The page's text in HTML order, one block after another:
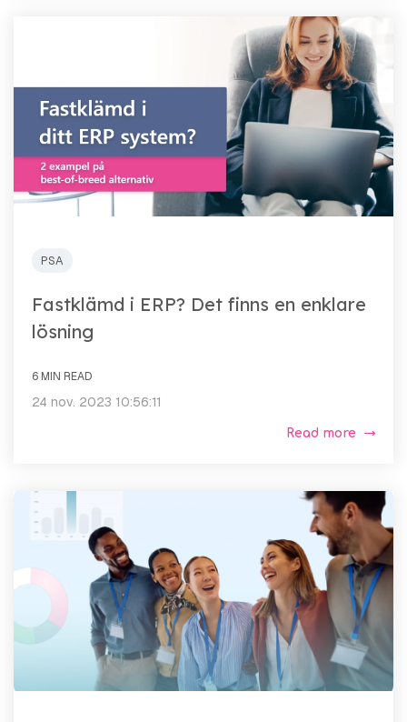
PSA
Fastklämd i ERP? Det finns en enklare
lösning
6 MIN READ
24 nov. 2023 10:56:11
Read more